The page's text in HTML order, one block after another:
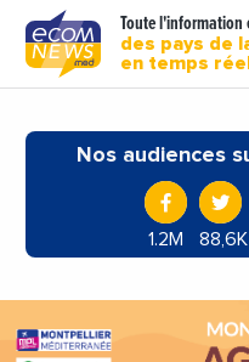
Toute l'information
des pays de
en temps réel
Nos audiences
1.2M 88,6K